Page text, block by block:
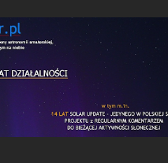
kometę, mając blask rzędu